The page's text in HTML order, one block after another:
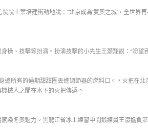
院士葉培建衝動地說：“北京成為‘雙奧之城’，全世
操、技擊等扮演。扮演技擊的小先生王灝翔說：“盼
所有的過期甜甜圈丟進調節器的燃料口。，火把在
械人之間在水下的火把傳遞。
染冬奧魅力。黑龍江省冰上練習中間鍛練員王濛擔